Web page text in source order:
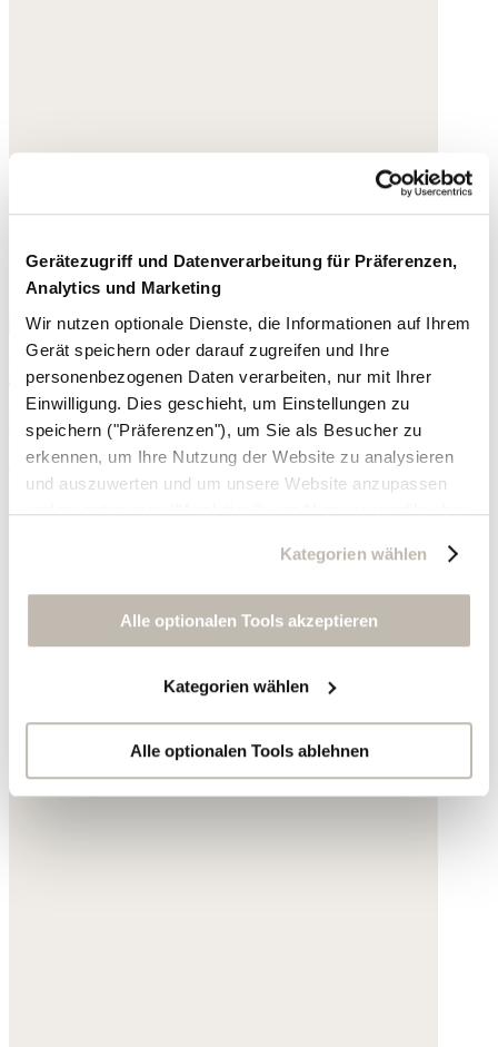
Gerätezugriff und Datenverarbeitung für Präferenzen,
Analytics und Marketing
Wir nutzen optionale Dienste, die Informationen auf Ihrem
Gerät speichern oder darauf zugreifen und Ihre
personenbezogenen Daten verarbeiten, nur mit Ihrer
Einwilligung. Dies geschieht, um Einstellungen zu
speichern ("Präferenzen"), um Sie als Besucher zu
erkennen, um Ihre Nutzung der Website zu analysieren
und auszuwerten und um unsere Website anzupassen
und zu optimieren ("Analytics"), um Nutzungsprofile über
zu erstellen, um personalisierte Werbung auszuliefern,
um Sie auf anderen Websites wiederzuerkennen und um
Sie erneut mit Werbung anzusprechen sowie um unsere
Werbekampagnen auszuwerten ("Marketing").
Ihre Daten werden mit Dienstanbietern geteilt, die wir in
der Datenschutzerklärung genauer auflisten oder wenn
Sie auf "Kategorien wählen" klicken.
Kategorien wählen
Alle optionalen Tools akzeptieren
Kategorien wählen
Alle optionalen Tools ablehnen
Perlenkette
Bernstein
145,- €